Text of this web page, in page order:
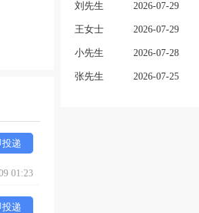
投递
01:23
投递
刘先生 2026-07-29
王女士 2026-07-29
小先生 2026-07-28
张先生 2026-07-25